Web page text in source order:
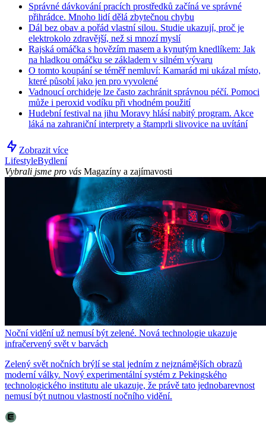
Správné dávkování pracích prostředků začíná ve správné
přihrádce. Mnoho lidí dělá zbytečnou chybu
Dál bez obav a pořád vlastní silou. Studie ukazují, proč je
elektrokolo zdravější, než si mnozí myslí
Rajská omáčka s hovězím masem a kynutým knedlíkem: Jak
na hladkou omáčku se základem v silném vývaru
O tomto koupání se téměř nemluví: Kamarád mi ukázal místo,
které působí jako jen pro vyvolené
Vadnoucí orchideje lze často zachránit správnou péčí. Pomoci
může i peroxid vodíku při vhodném použití
Hudební festival na jihu Moravy hlásí nabitý program. Akce
láká na zahraniční interprety a štamprli slivovice na uvítání
Zobrazit více
LifestyleBydlení
Vybrali jsme pro vás Magazíny a zajímavosti
Noční vidění už nemusí být zelené. Nová technologie ukazuje
infračervený svět v barvách
Zelený svět nočních brýlí se stal jedním z nejznámějších obrazů
moderní války. Nový experimentální systém z Pekingského
technologického institutu ale ukazuje, že právě tato jednobarevnost
nemusí být nutnou vlastností nočního vidění.